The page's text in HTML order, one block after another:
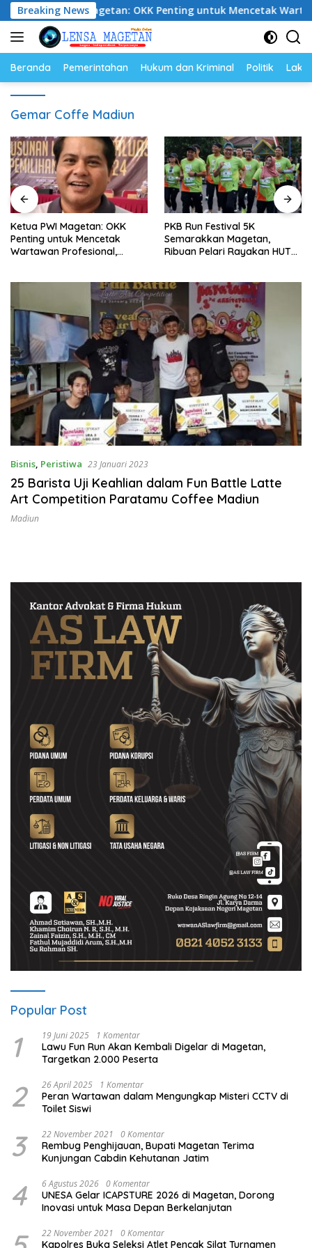
Langsung
ke
konten
Breaking News
PWI Magetan: OKK Penting untuk Mencetak Wartawan
Beranda Pemerintahan Hukum dan Kriminal Politik
Gemar Coffe Madiun
Ketua PWI Magetan: OKK
Penting untuk Mencetak
Wartawan Profesional,
PKB Run Festival 5K
Semarakkan Magetan,
Ribuan Pelari Rayakan HUT
Bisnis, Peristiwa 23 Januari 2023
25 Barista Uji Keahlian dalam Fun Battle Latte
Art Competition Paratamu Coffee Madiun
Madiun
Popular Post
1 19 Juni 2025 1 Komentar
Lawu Fun Run Akan Kembali Digelar di Magetan,
Targetkan 2.000 Peserta
2 26 April 2025 1 Komentar
Peran Wartawan dalam Mengungkap Misteri CCTV di
Toilet Siswi
3 22 November 2021 0 Komentar
Rembug Penghijauan, Bupati Magetan Terima
Kunjungan Cabdin Kehutanan Jatim
4 6 Agustus 2026 0 Komentar
UNESA Gelar ICAPSTURE 2026 di Magetan, Dorong
Inovasi untuk Masa Depan Berkelanjutan
22 November 2021 0 Komentar
Kapolres Buka Seleksi Atlet Pencak Silat Turnamen